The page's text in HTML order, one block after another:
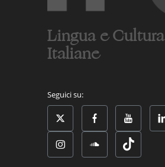
Lingua e Cultura
Italiane
Seguici su: